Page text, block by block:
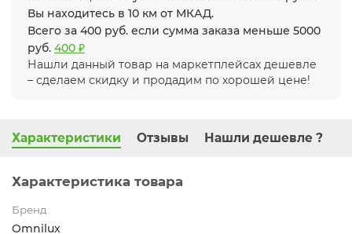
Вы находитесь в 10 км от МКАД.
Всего за 400 руб. если сумма заказа меньше 5000
руб. 400 ₽
Нашли данный товар на маркетплейсах дешевле
– сделаем скидку и продадим по хорошей цене!
Характеристики Отзывы Нашли дешевле ?
Характеристика товара
Бренд
Omnilux